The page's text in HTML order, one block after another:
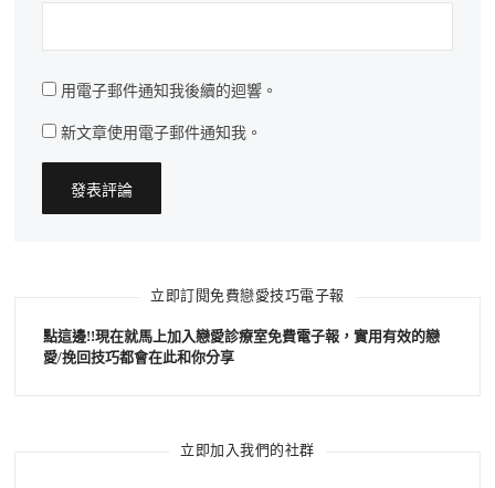
用電子郵件通知我後續的迴響。
新文章使用電子郵件通知我。
立即訂閱免費戀愛技巧電子報
點這邊!!現在就馬上加入戀愛診療室免費電子報，實用有效的戀
愛/挽回技巧都會在此和你分享
立即加入我們的社群